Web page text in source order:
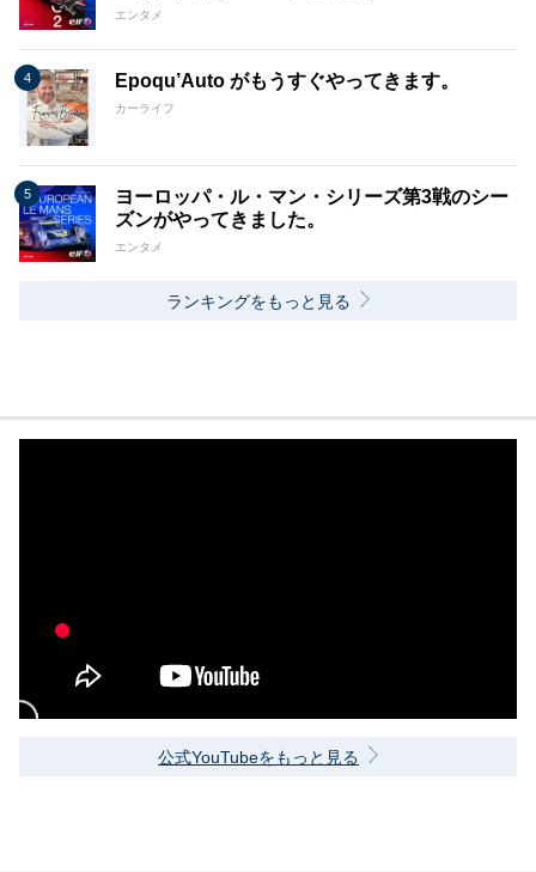
エンタメ
Epoqu’Auto がもうすぐやってきます。
カーライフ
ヨーロッパ・ル・マン・シリーズ第3戦のシー
ズンがやってきました。
エンタメ
ランキングをもっと見る
公式YouTubeをもっと見る